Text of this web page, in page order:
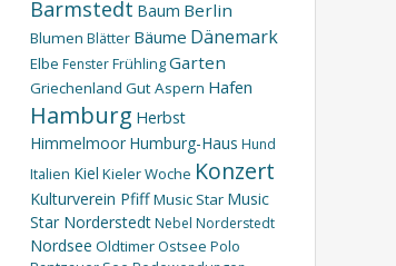
Barmstedt Baum Berlin
Blumen Blätter Bäume Dänemark
Elbe FensterFrühlingGarten
Griechenland Gut Aspern Hafen
Hamburg Herbst
Himmelmoor Humburg-Haus Hund
Italien Kiel Kieler Woche Konzert
Kulturverein PfiffMusic Star Music
Star Norderstedt Nebel Norderstedt
Nordsee OldtimerOstsee Polo